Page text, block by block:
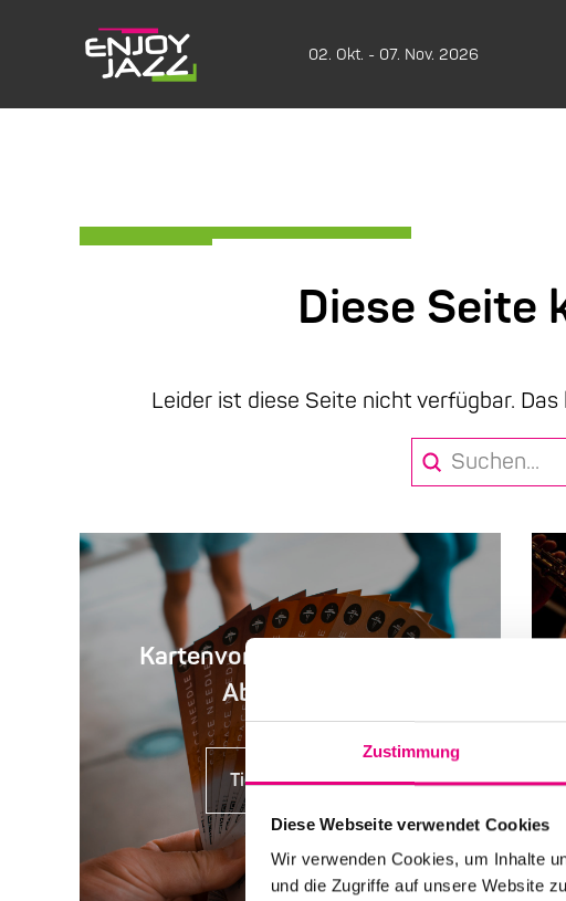
Zustimmung
Diese Webseite verwendet Cookies
Wir verwenden Cookies, um Inhalte
und die Zugriffe auf unsere Website
02. Okt. - 07. Nov. 2026
Diese Seite
Leider ist diese Seite nicht verfügbar.
Search
Submit
Kartenvorverkauf, Rabatte,
Abendkasse
Tickets kaufen